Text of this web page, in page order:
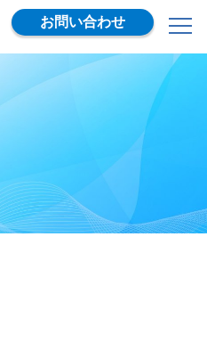
お問い合わせ